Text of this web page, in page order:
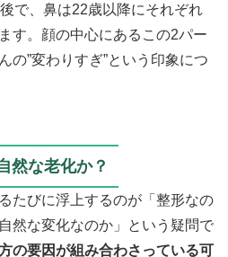
で、鼻は22歳以降にそれぞれ
す。顔の中心にあるこの2パー
の”変わりすぎ”という印象につ
然な老化か？
たびに浮上するのが「整形なの
然な変化なのか」という疑問で
の要因が組み合わさっている可